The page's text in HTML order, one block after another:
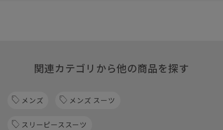
関連カテゴリから他の商品を探す
メンズ メンズ スーツ
スリーピーススーツ